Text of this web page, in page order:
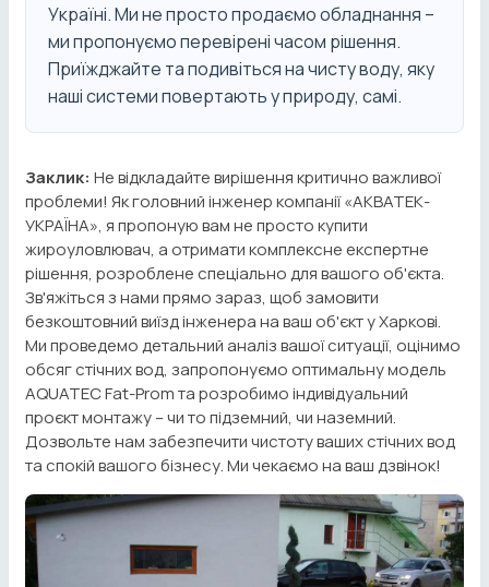
Україні. Ми не просто продаємо обладнання –
ми пропонуємо перевірені часом рішення.
Приїжджайте та подивіться на чисту воду, яку
наші системи повертають у природу, самі.
Заклик: Не відкладайте вирішення критично важливої
проблеми! Як головний інженер компанії «АКВАТЕК-
УКРАЇНА», я пропоную вам не просто купити
жироуловлювач, а отримати комплексне експертне
рішення, розроблене спеціально для вашого об'єкта.
Зв'яжіться з нами прямо зараз, щоб замовити
безкоштовний виїзд інженера на ваш об'єкт у Харкові.
Ми проведемо детальний аналіз вашої ситуації, оцінимо
обсяг стічних вод, запропонуємо оптимальну модель
AQUATEC Fat-Prom та розробимо індивідуальний
проєкт монтажу – чи то підземний, чи наземний.
Дозвольте нам забезпечити чистоту ваших стічних вод
та спокій вашого бізнесу. Ми чекаємо на ваш дзвінок!